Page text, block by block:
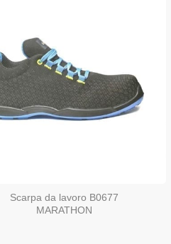
Scarpa da lavoro B0677
MARATHON